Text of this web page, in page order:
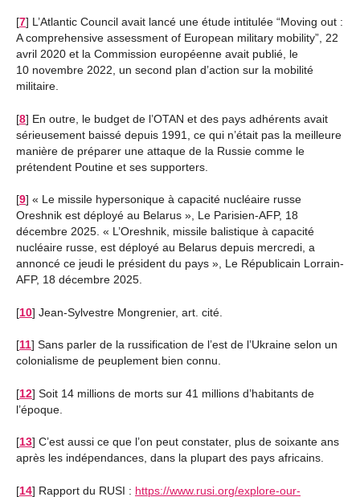
[7] L’Atlantic Council avait lancé une étude intitulée “Moving out :
A comprehensive assessment of European military mobility”, 22
avril 2020 et la Commission européenne avait publié, le
10 novembre 2022, un second plan d’action sur la mobilité
militaire.
[8] En outre, le budget de l’OTAN et des pays adhérents avait
sérieusement baissé depuis 1991, ce qui n’était pas la meilleure
manière de préparer une attaque de la Russie comme le
prétendent Poutine et ses supporters.
[9] « Le missile hypersonique à capacité nucléaire russe
Oreshnik est déployé au Belarus », Le Parisien-AFP, 18
décembre 2025. « L’Oreshnik, missile balistique à capacité
nucléaire russe, est déployé au Belarus depuis mercredi, a
annoncé ce jeudi le président du pays », Le Républicain Lorrain-
AFP, 18 décembre 2025.
[10] Jean-Sylvestre Mongrenier, art. cité.
[11] Sans parler de la russification de l’est de l’Ukraine selon un
colonialisme de peuplement bien connu.
[12] Soit 14 millions de morts sur 41 millions d’habitants de
l’époque.
[13] C’est aussi ce que l’on peut constater, plus de soixante ans
après les indépendances, dans la plupart des pays africains.
[14] Rapport du RUSI : https://www.rusi.org/explore-our-